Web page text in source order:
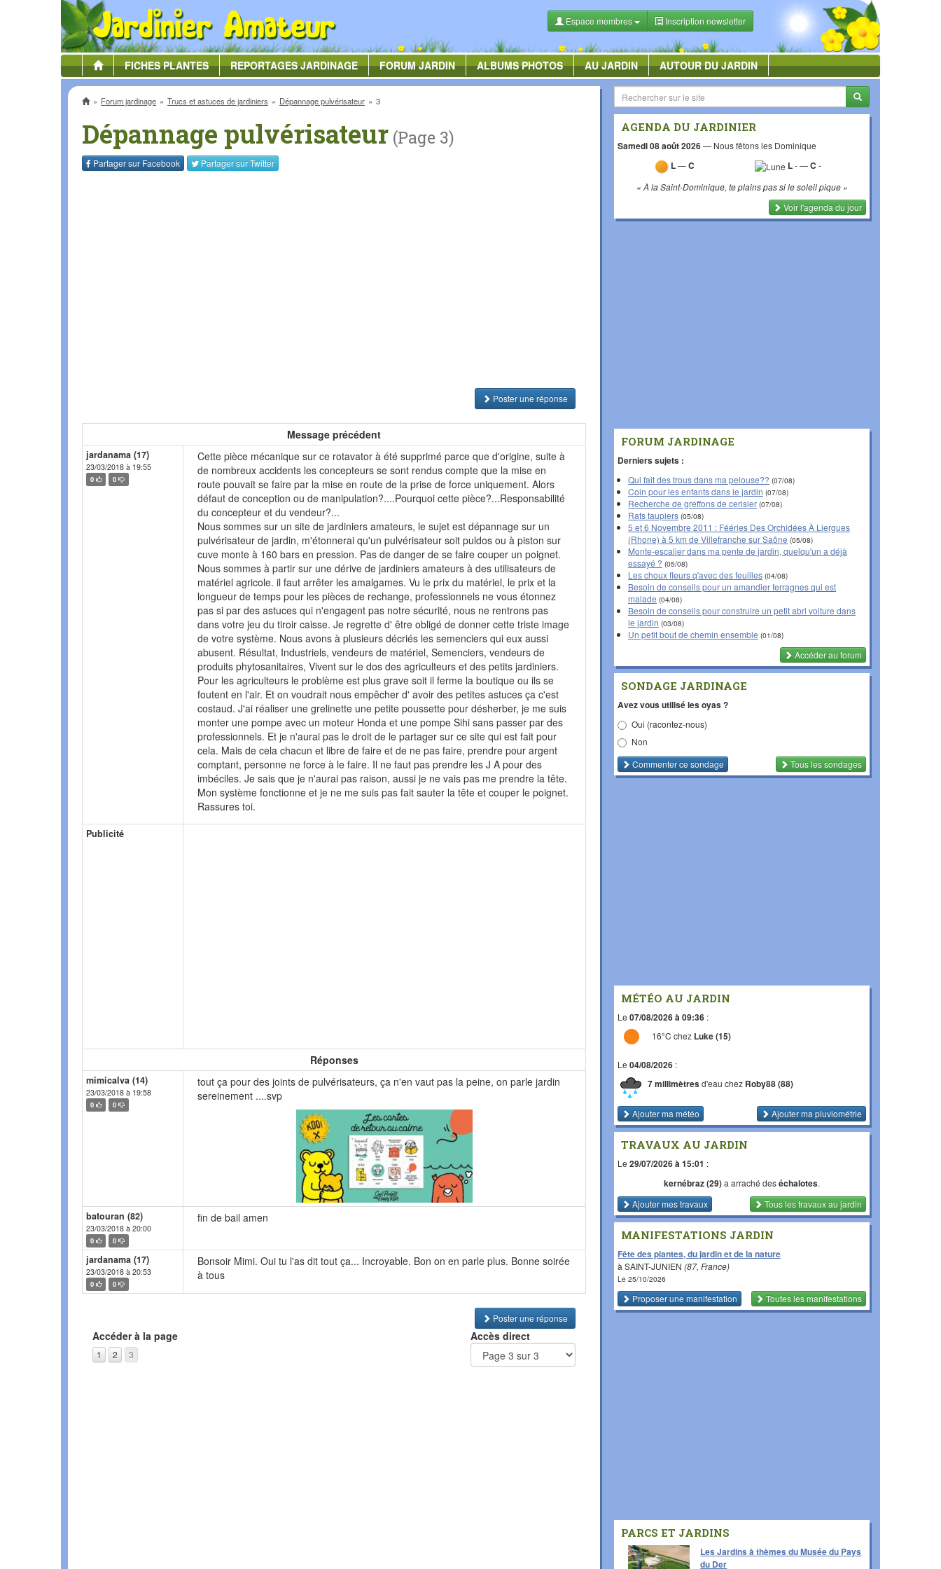
Espace membres Inscription newsletter
FICHESPLANTES REPORTAGESJARDINAGE FORUMJARDIN ALBUMSPHOTOS AU JARDIN AUTOUR DU JARDIN
AccueilForum jardinage Trucs et astuces de jardiniers Dépannage pulvérisateur 3
Dépannage pulvérisateur (Page 3)
Partager sur Facebook Partager surTwitter
Poster une réponse
Message précédent
jardanama (17)
23/03/2018 à 19:55
0 0
Cette pièce mécanique sur ce rotavator à été supprimé parce que d'origine, suite à
de nombreux accidents les concepteurs se sont rendus compte que la mise en
route pouvait se faire par la mise en route de la prise de force uniquement. Alors
défaut de conception ou de manipulation?....Pourquoi cette pièce?...Responsabilité
du concepteur et du vendeur?...
Nous sommes sur un site de jardiniers amateurs, le sujet est dépannage sur un
pulvérisateur de jardin, m'étonnerai qu'un pulvérisateur soit puldos ou à piston sur
cuve monte à 160 bars en pression. Pas de danger de se faire couper un poignet.
Nous sommes à partir sur une dérive de jardiniers amateurs à des utilisateurs de
matériel agricole. il faut arrêter les amalgames. Vu le prix du matériel, le prix et la
longueur de temps pour les pièces de rechange, professionnels ne vous étonnez
pas si par des astuces qui n'engagent pas notre sécurité, nous ne rentrons pas
dans votre jeu du tiroir caisse. Je regrette d' être obligé de donner cette triste image
de votre système. Nous avons à plusieurs décriés les semenciers qui eux aussi
abusent. Résultat, Industriels, vendeurs de matériel, Semenciers, vendeurs de
produits phytosanitaires, Vivent sur le dos des agriculteurs et des petits jardiniers.
Pour les agriculteurs le problème est plus grave soit il ferme la boutique ou ils se
foutent en l'air. Et on voudrait nous empêcher d' avoir des petites astuces ça c'est
costaud. J'ai réaliser une grelinette une petite poussette pour désherber, je me suis
monter une pompe avec un moteur Honda et une pompe Sihi sans passer par des
professionnels. Et je n'aurai pas le droit de le partager sur ce site qui est fait pour
cela. Mais de cela chacun et libre de faire et de ne pas faire, prendre pour argent
comptant, personne ne force à le faire. Il ne faut pas prendre les J A pour des
imbéciles. Je sais que je n'aurai pas raison, aussi je ne vais pas me prendre la tête.
Mon système fonctionne et je ne me suis pas fait sauter la tête et couper le poignet.
Rassures toi.
Publicité
Réponses
mimicalva (14)
23/03/2018 à 19:58
0 0
tout ça pour des joints de pulvérisateurs, ça n'en vaut pas la peine, on parle jardin
sereinement ....svp
batouran (82)
23/03/2018 à 20:00
0 0
fin de bail amen
jardanama (17)
23/03/2018 à 20:53
0 0
Bonsoir Mimi. Oui tu l'as dit tout ça... Incroyable. Bon on en parle plus. Bonne soirée
à tous
Poster une réponse
Accéder à la page
1 2 3
Accès direct
AGENDA DU JARDINIER
Samedi 08 août 2026— Nous fêtons les Dominique
L—C L-—C-
« À la Saint-Dominique, te plains pas si le soleil pique »
Voir l'agenda du jour
FORUM JARDINAGE
Derniers sujets :
Qui fait des trous dans ma pelouse?? (07/08)
Coin pour les enfants dans le jardin (07/08)
Recherche de greffons de cerisier (07/08)
Rats taupiers (05/08)
5 et 6 Novembre 2011 : Fééries Des Orchidées À Liergues
(Rhone) à 5 km de Villefranche sur Saône (05/08)
Monte-escalier dans ma pente de jardin, quelqu'un a déjà
essayé ? (05/08)
Les choux fleurs q'avec des feuilles (04/08)
Besoin de conseils pour un amandier ferragnes qui est
malade (04/08)
Besoin de conseils pour construire un petit abri voiture dans
le jardin (03/08)
Un petit bout de chemin ensemble (01/08)
Accéder au forum
SONDAGE JARDINAGE
Avez vous utilisé les oyas ?
Oui (racontez-nous)
Non
Commenterce sondage Tous les sondages
MÉTÉO AU JARDIN
Le 07/08/2026 à 09:36 :
16°C chez Luke (15)
Le 04/08/2026 :
7 millimètresd'eau chez Roby88 (88)
Ajouter ma météo Ajouter ma pluviométrie
TRAVAUX AU JARDIN
Le 29/07/2026 à 15:01 :
kernébraz (29)a arraché deséchalotes.
Ajouter mes travaux
Tous les travauxau jardin
MANIFESTATIONS JARDIN
Fête des plantes, du jardin et de la nature
à SAINT-JUNIEN (87, France)
Le 25/10/2026
Proposer une manifestation Toutes les manifestations
PARCS ET JARDINS
Les Jardins à thèmes du Musée du Pays
du Der